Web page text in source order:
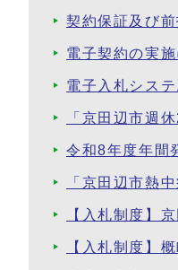
契約保証及び
電子契約の実
電子入札シス
「京田辺市週
令和8年度年間
「京田辺市熱
【入札制度】
【入札制度】